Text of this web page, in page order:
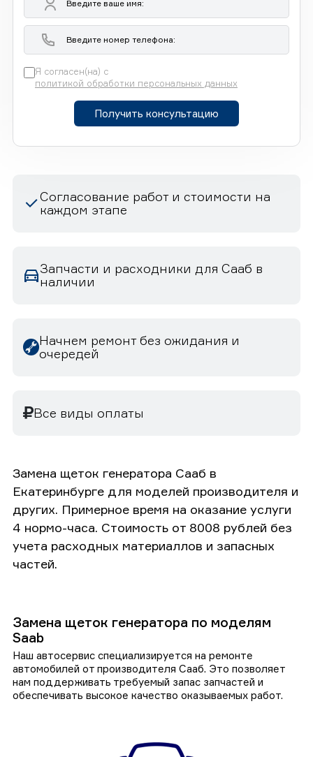
Я согласен(на) с
политикой обработки персональных данных
Получить консультацию
Согласование работ и стоимости на
каждом этапе
Запчасти и расходники для Сааб в
наличии
Начнем ремонт без ожидания и
очередей
Все виды оплаты
Замена щеток генератора Сааб в
Екатеринбурге для моделей производителя и
других. Примерное время на оказание услуги
4 нормо-часа. Стоимость от 8008 рублей без
учета расходных материаллов и запасных
частей.
Замена щеток генератора по моделям
Saab
Наш автосервис специализируется на ремонте
автомобилей от производителя Сааб. Это позволяет
нам поддерживать требуемый запас запчастей и
обеспечивать высокое качество оказываемых работ.